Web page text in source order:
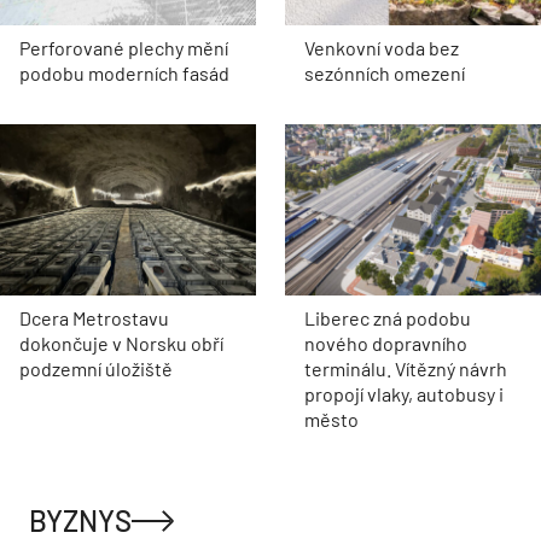
Perforované plechy mění
podobu moderních fasád
Venkovní voda bez
sezónních omezení
Dcera Metrostavu
dokončuje v Norsku obří
podzemní úložiště
Liberec zná podobu
nového dopravního
terminálu. Vítězný návrh
propojí vlaky, autobusy i
město
BYZNYS